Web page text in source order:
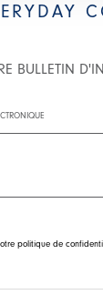
BULLETIN
politique de